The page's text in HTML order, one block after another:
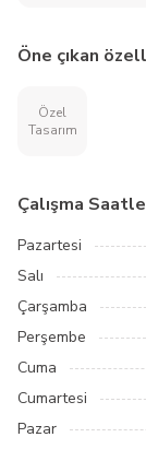
Öne çıkan
Özel
Tasarım
Çalışma
Pazartesi
Salı
Çarşamba
Perşembe
Cuma
Cumartesi
Pazar